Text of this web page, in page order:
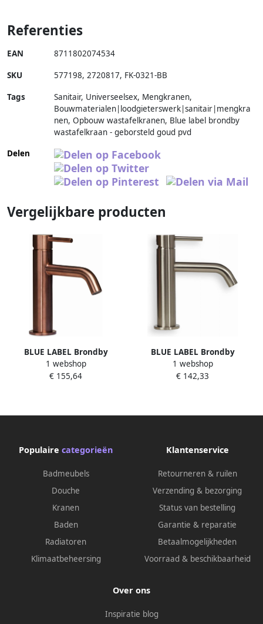
Referenties
EAN 8711802074534
SKU 577198, 2720817, FK-0321-BB
Tags
Sanitair, Universeelsex, Mengkranen,
Bouwmaterialen|loodgieterswerk|sanitair|mengkra
nen, Opbouw wastafelkranen, Blue label brondby
wastafelkraan - geborsteld goud pvd
Delen
Vergelijkbare producten
BLUE LABEL Brondby
wastafelkraan cold start
geborsteld brons FK-0321-BR
1 webshop
€ 155,64
BLUE LABEL Brondby
wastafelkraan cold start
geborsteld nikkel FK-0321-BN
1 webshop
€ 142,33
Populaire categorieën
Badmeubels
Douche
Kranen
Baden
Radiatoren
Klimaatbeheersing
Klantenservice
Retourneren & ruilen
Verzending & bezorging
Status van bestelling
Garantie & reparatie
Betaalmogelijkheden
Voorraad & beschikbaarheid
Over ons
Inspiratie blog